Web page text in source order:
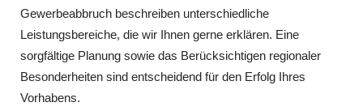
Gewerbeabbruch beschreiben unterschiedliche
Leistungsbereiche, die wir Ihnen gerne erklären. Eine
sorgfältige Planung sowie das Berücksichtigen regionaler
Besonderheiten sind entscheidend für den Erfolg Ihres
Vorhabens.